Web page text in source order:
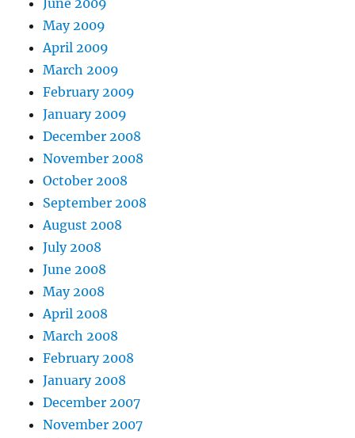
June 2009
May 2009
April 2009
March 2009
February 2009
January 2009
December 2008
November 2008
October 2008
September 2008
August 2008
July 2008
June 2008
May 2008
April 2008
March 2008
February 2008
January 2008
December 2007
November 2007